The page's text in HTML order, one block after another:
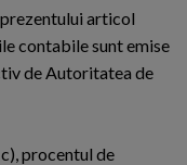
articol
contabile sunt emise
de Autoritatea de
procentul de